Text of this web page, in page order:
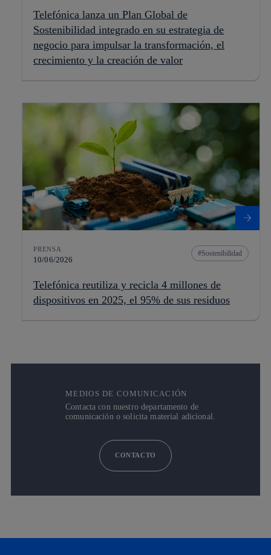
Telefónica lanza un Plan Global de
Sostenibilidad integrado en su estrategia de
negocio para impulsar la transformación, el
crecimiento y la creación de valor
PRENSA
10/06/2026
Sostenibilidad
Telefónica reutiliza y recicla 4 millones de
dispositivos en 2025, el 95% de sus residuos
MEDIOS DE COMUNICACIÓN
Contacta con nuestro departamento de
comunicación o solicita material adicional.
CONTACTO